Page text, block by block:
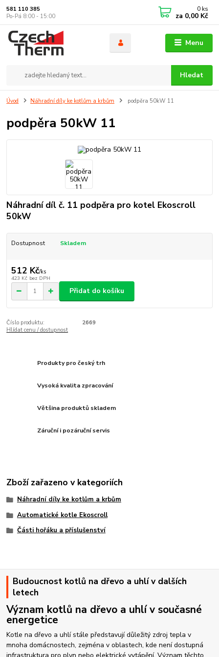
Menu
Hledat
581 110 385
Po-Pá 8:00 - 15:00
0 ks
za 0,00 Kč
Úvod Náhradní díly ke kotlům a krbům podpěra 50kW 11
podpěra 50kW 11
Náhradní díl č. 11 podpěra pro kotel Ekoscroll
50kW
Dostupnost Skladem
512 Kč/ks
423 Kč bez DPH
Přidat do košíku
Číslo produktu:
2669
Hlídat cenu / dostupnost
Produkty pro český trh
Vysoká kvalita zpracování
Většina produktů skladem
Záruční i pozáruční servis
Zboží zařazeno v kategoriích
Náhradní díly ke kotlům a krbům
Automatické kotle Ekoscroll
Části hořáku a příslušenství
Budoucnost kotlů na dřevo a uhlí v dalších
letech
Význam kotlů na dřevo a uhlí v současné
energetice
Kotle na dřevo a uhlí stále představují důležitý zdroj tepla v
mnoha domácnostech, zejména v oblastech, kde není dostupná